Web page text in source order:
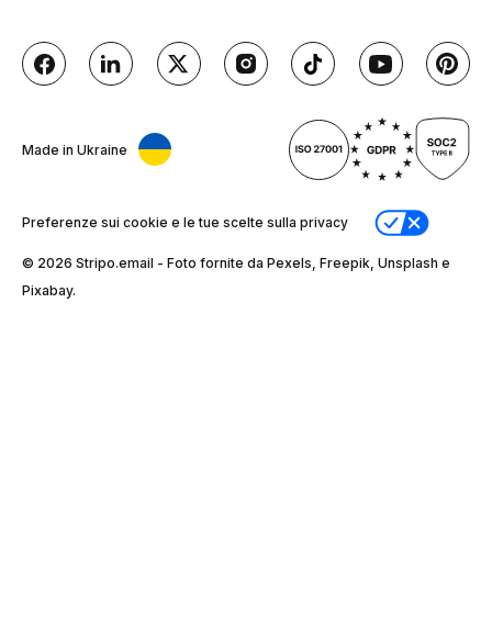
Made in Ukraine
Preferenze sui cookie e le tue scelte sulla privacy
© 2026 Stripо.email - Foto fornite da Pexels, Freepik, Unsplash e
Pixabay.